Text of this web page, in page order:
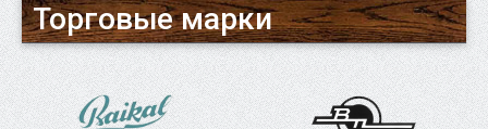
Торговые марки